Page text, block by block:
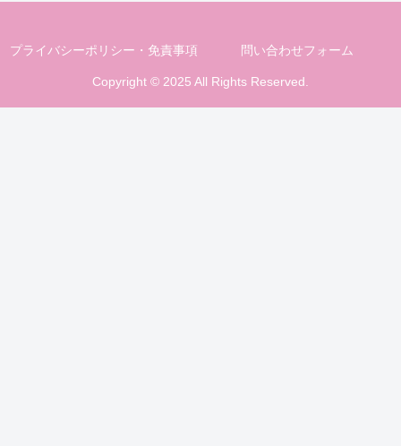
プライバシーポリシー・免責事項 問い合わせフォーム
Copyright © 2025 All Rights Reserved.